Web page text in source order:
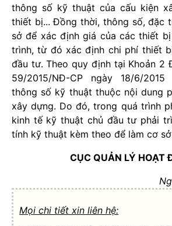
thông số kỹ thuật của cấu kiện
thiết bị... Đồng thời, thông số, đặc
sở để xác định giá của các thiết
trình, từ đó xác định chi phí thiết
đầu tư. Theo quy định tại Khoản 2
59/2015/NĐ-CP ngày 18/6/
thông số kỹ thuật thuộc nội dung
xây dựng. Do đó, trong quá trình
kinh tế kỹ thuật chủ đầu tư phải
tính kỹ thuật kèm theo để làm cơ
CỤC QUẢN LÝ HOẠT
Mọi chi tiết xin liên hệ: